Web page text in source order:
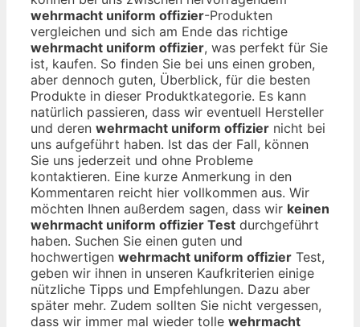
wehrmacht uniform offizier-Produkten
vergleichen und sich am Ende das richtige
wehrmacht uniform offizier, was perfekt für Sie
ist, kaufen. So finden Sie bei uns einen groben,
aber dennoch guten, Überblick, für die besten
Produkte in dieser Produktkategorie. Es kann
natürlich passieren, dass wir eventuell Hersteller
und deren wehrmacht uniform offizier nicht bei
uns aufgeführt haben. Ist das der Fall, können
Sie uns jederzeit und ohne Probleme
kontaktieren. Eine kurze Anmerkung in den
Kommentaren reicht hier vollkommen aus. Wir
möchten Ihnen außerdem sagen, dass wir keinen
wehrmacht uniform offizier Test durchgeführt
haben. Suchen Sie einen guten und
hochwertigen wehrmacht uniform offizier Test,
geben wir ihnen in unseren Kaufkriterien einige
nützliche Tipps und Empfehlungen. Dazu aber
später mehr. Zudem sollten Sie nicht vergessen,
dass wir immer mal wieder tolle wehrmacht